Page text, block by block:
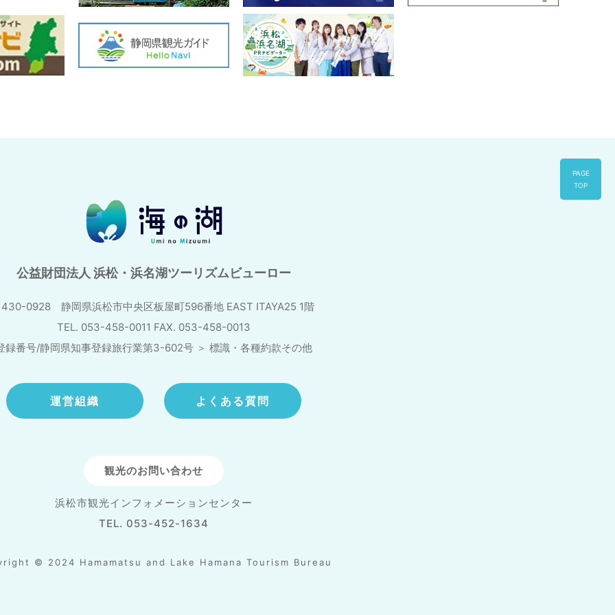
公益財団法人 浜松・浜名湖ツーリズムビューロー
0928 静岡県浜松市中央区板屋町596番地 EAST ITAYA25 1階
TEL. 053-458-0011 FAX. 053-458-0013
録番号/静岡県知事登録旅行業第3-602号 ＞ 標識・各種約款その他
運営組織 よくある質問
観光のお問い合わせ
浜松市観光インフォメーションセンター
TEL. 053-452-1634
© 2024 Hamamatsu and Lake Hamana Tourism Bureau
PAGE
TOP